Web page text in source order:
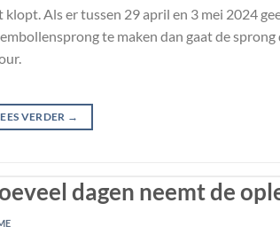
klopt. Als er tussen 29 april en 3 mei 2024
te maken dan gaat de
VERDER →
dagen neemt de